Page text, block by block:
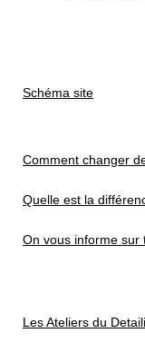
Schéma site
Comment changer
Quelle est la
On vous informe sur
Les Ateliers du